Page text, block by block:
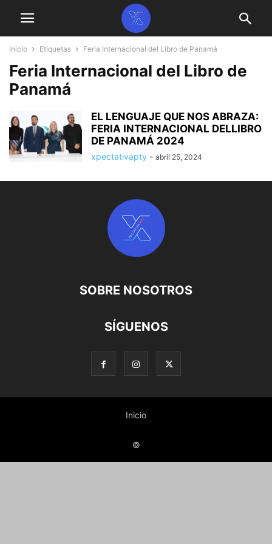
Inicio Etiquetas Feria Internacional del Libro de Panamá
Feria Internacional del Libro de
Panamá
EL LENGUAJE QUE NOS ABRAZA:
FERIA INTERNACIONAL DELLIBRO
DE PANAMÁ 2024
xpectativapty - abril 25, 2024
SOBRE NOSOTROS
SÍGUENOS
Inicio
©